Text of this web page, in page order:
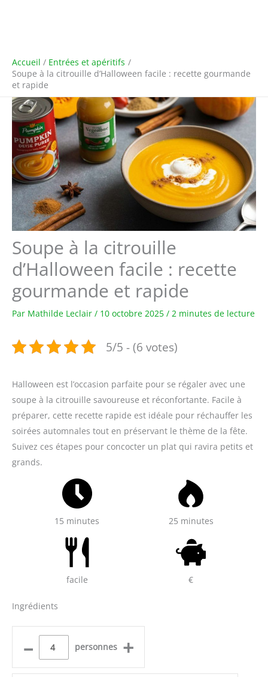
Accueil
Entrées et apéritifs
Soupe à la citrouille d’Halloween facile : recette gourmande
et rapide
Soupe à la citrouille
d’Halloween facile : recette
gourmande et rapide
Par Mathilde Leclair / 10 octobre 2025 / 2 minutes de lecture
5/5 - (6 votes)
Halloween est l’occasion parfaite pour se régaler avec une
soupe à la citrouille savoureuse et réconfortante. Facile à
préparer, cette recette rapide est idéale pour réchauffer les
soirées automnales tout en préservant le thème de la fête.
Suivez ces étapes pour concocter un plat qui ravira petits et
grands.
15 minutes 25 minutes
facile €
Ingrédients
– personnes +